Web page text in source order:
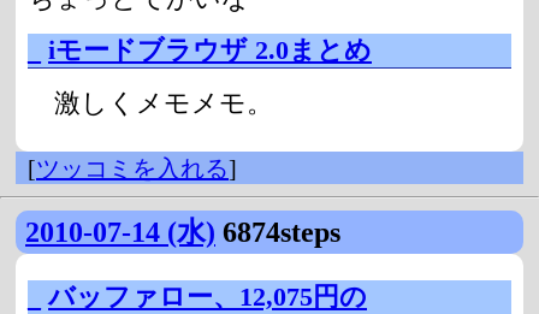
iモードブラウザ 2.0まとめ
激しくメモメモ。
[ツッコミを入れる]
2010-07-14 (水) 6874steps
バッファロー、12,075円の